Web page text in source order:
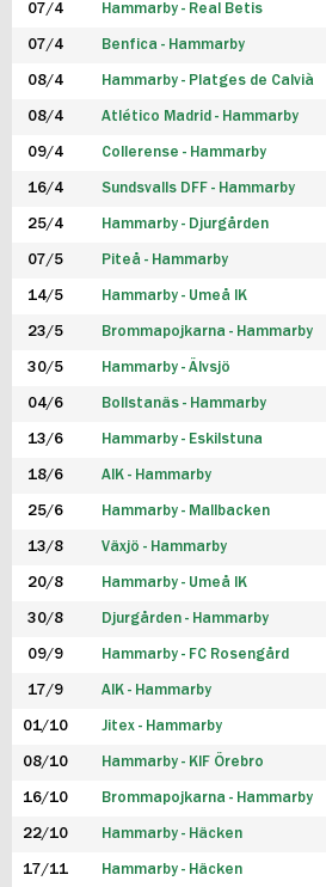
07/4 Hammarby - Real Betis
07/4 Benfica - Hammarby
08/4 Hammarby - Platges de Calvià
08/4 Atlético Madrid - Hammarby
09/4 Collerense - Hammarby
16/4 Sundsvalls DFF - Hammarby
25/4 Hammarby - Djurgården
07/5 Piteå - Hammarby
14/5 Hammarby - Umeå IK
23/5 Brommapojkarna - Hammarby
30/5 Hammarby - Älvsjö
04/6 Bollstanäs - Hammarby
13/6 Hammarby - Eskilstuna
18/6 AIK - Hammarby
25/6 Hammarby - Mallbacken
13/8 Växjö - Hammarby
20/8 Hammarby - Umeå IK
30/8 Djurgården - Hammarby
09/9 Hammarby - FC Rosengård
17/9 AIK - Hammarby
01/10 Jitex - Hammarby
08/10 Hammarby - KIF Örebro
16/10 Brommapojkarna - Hammarby
22/10 Hammarby - Häcken
17/11 Hammarby - Häcken